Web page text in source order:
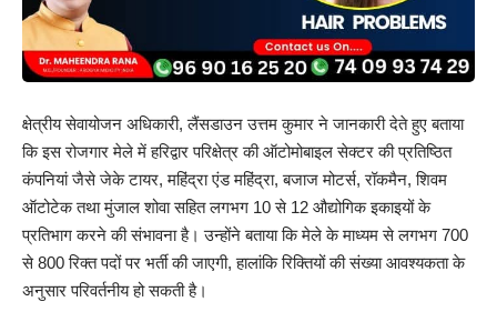
क्षेत्रीय सेवायोजन अधिकारी, लैंसडाउन उत्तम कुमार ने जानकारी देते हुए बताया
कि इस रोजगार मेले में हरिद्वार परिक्षेत्र की ऑटोमोबाइल सेक्टर की प्रतिष्ठित
कंपनियां जैसे जेके टायर, महिंद्रा एंड महिंद्रा, बजाज मोटर्स, रॉकमैन, शिवम
ऑटोटेक तथा मुंजाल शोवा सहित लगभग 10 से 12 औद्योगिक इकाइयों के
प्रतिभाग करने की संभावना है। उन्होंने बताया कि मेले के माध्यम से लगभग 700
से 800 रिक्त पदों पर भर्ती की जाएगी, हालांकि रिक्तियों की संख्या आवश्यकता के
अनुसार परिवर्तनीय हो सकती है।